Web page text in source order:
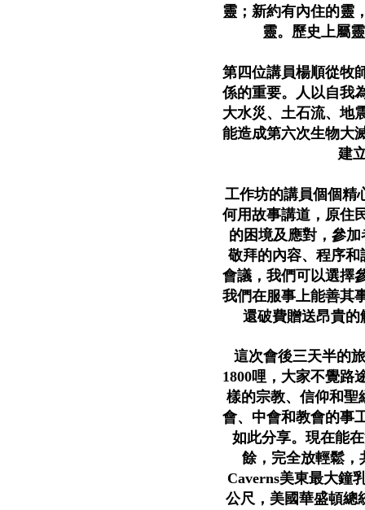
靈；新約有內住的靈
靈。歷史上
第四位講員楊順從牧
係的重要。人以自我
大水災、土石流、地
能造成第六次生物大
建
工作坊的講員個個精
何用故事講道，原住
的困境及應對，參
敬拜的內容、程序
會議，我們可以選擇
我們在服事上能善其
還破費贈送昂貴
這次會後三天半的
1800哩，大家不覺路
樣的宗教、信仰和聖
會、中會和教會的事
如此分享。現在能
餘，完全放輕鬆
Caverns美東最大鐘
公尺，美國華盛頓